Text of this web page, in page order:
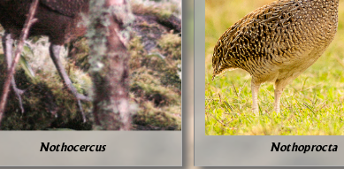
Nothocercus Nothoprocta